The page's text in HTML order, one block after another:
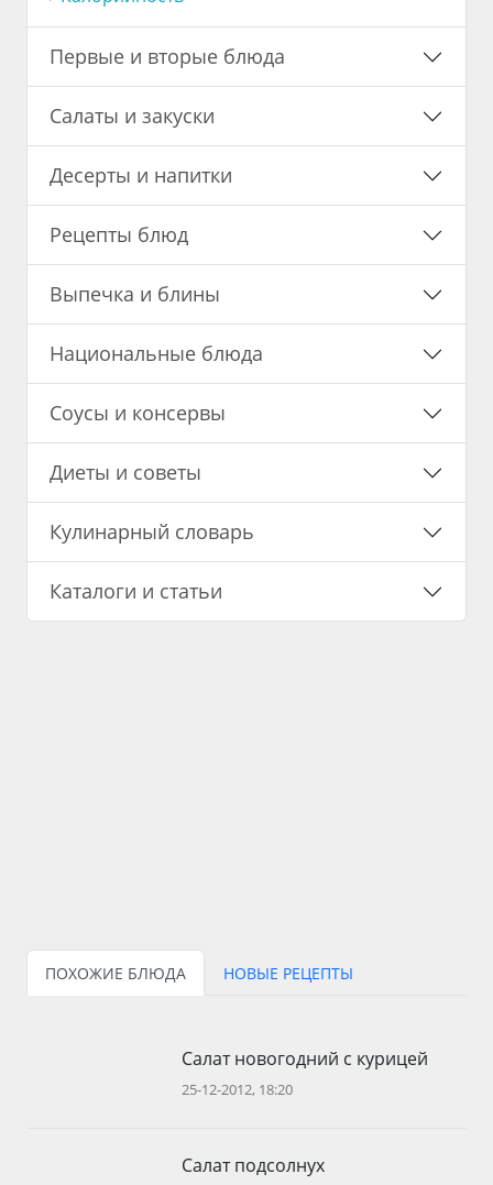
Первые и вторые блюда
Салаты и закуски
Десерты и напитки
Рецепты блюд
Выпечка и блины
Национальные блюда
Соусы и консервы
Диеты и советы
Кулинарный словарь
Каталоги и статьи
ПОХОЖИЕ БЛЮДА НОВЫЕ РЕЦЕПТЫ
Салат новогодний с курицей
25-12-2012, 18:20
Салат подсолнух